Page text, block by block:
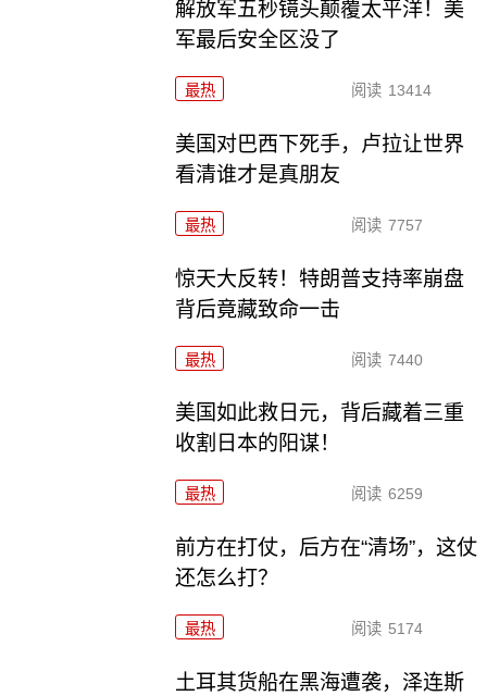
解放军五秒镜头颠覆太平洋！美
军最后安全区没了
最热 阅读 13414
美国对巴西下死手，卢拉让世界
看清谁才是真朋友
最热 阅读 7757
惊天大反转！特朗普支持率崩盘
背后竟藏致命一击
最热 阅读 7440
美国如此救日元，背后藏着三重
收割日本的阳谋！
最热 阅读 6259
前方在打仗，后方在“清场”，这仗
还怎么打？
最热 阅读 5174
土耳其货船在黑海遭袭，泽连斯